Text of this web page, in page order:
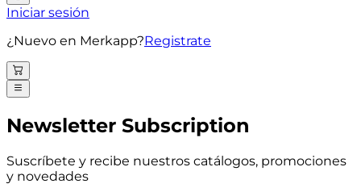
Iniciar sesión
¿Nuevo en Merkapp?Registrate
Newsletter Subscription
Suscríbete y recibe nuestros catálogos, promociones
y novedades